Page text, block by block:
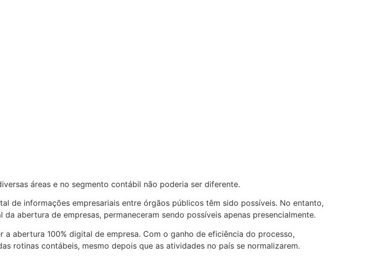
áreas e no segmento contábil não poderia ser diferente.
de informações empresariais entre órgãos públicos têm sido possíveis. No entanto,
abertura de empresas, permaneceram sendo possíveis apenas presencialmente.
abertura 100% digital de empresa. Com o ganho de eficiência do processo,
rotinas contábeis, mesmo depois que as atividades no país se normalizarem.